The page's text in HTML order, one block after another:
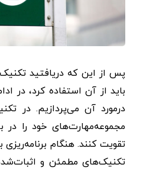
پس از این که دریافتید
باید از آن استفاده کرد، در
درمورد آن می‌پردازیم. در
مجموعه‌مهارت‌های خود را در
تقویت کنند. هنگام
تکنیک‌های مطمئن و